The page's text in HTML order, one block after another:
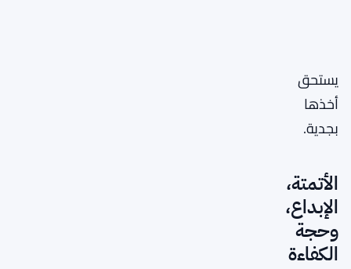
يستحق
أخذها
بجدية.
الأتمتة،
الإبداع،
وحجة
الكفاءة